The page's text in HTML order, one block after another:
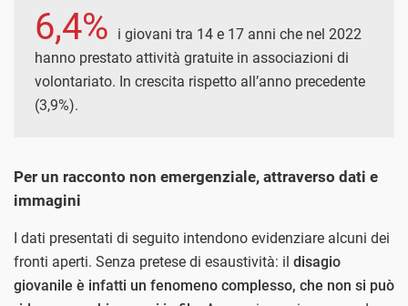
6,4%
i giovani tra 14 e 17 anni che nel 2022
hanno prestato attività gratuite in associazioni di
volontariato. In crescita rispetto all’anno precedente
(3,9%).
Per un racconto non emergenziale, attraverso dati e
immagini
I dati presentati di seguito intendono evidenziare alcuni dei
fronti aperti. Senza pretese di esaustività: il disagio
giovanile è infatti un fenomeno complesso, che non si può